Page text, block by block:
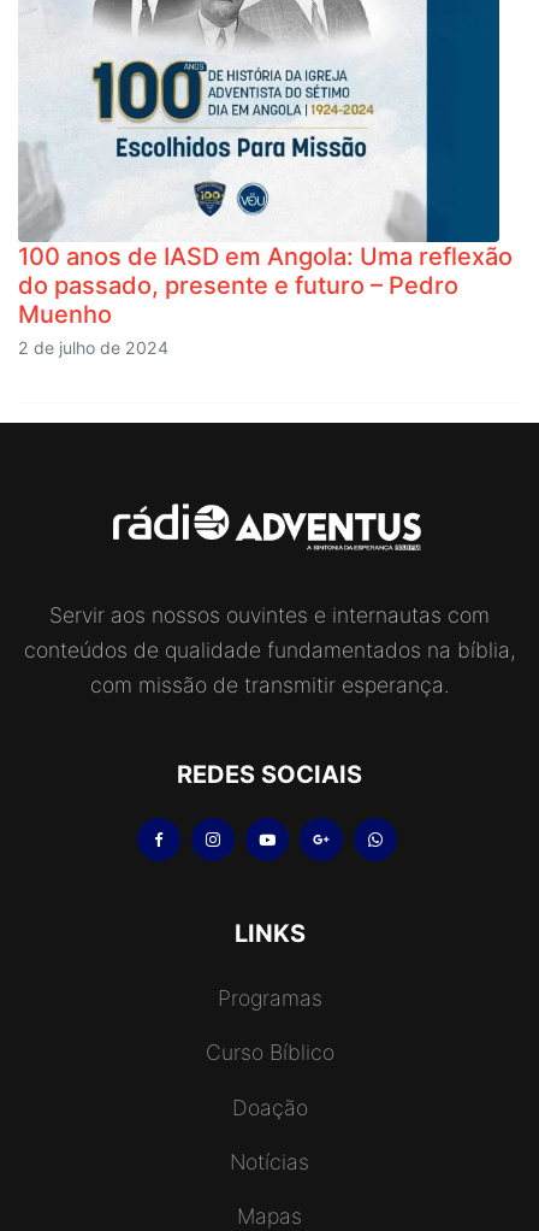
100 anos de IASD em Angola: Uma reflexão
do passado, presente e futuro – Pedro
Muenho
2 de julho de 2024
Servir aos nossos ouvintes e internautas com
conteúdos de qualidade fundamentados na bíblia,
com missão de transmitir esperança.
REDES SOCIAIS
LINKS
Programas
Curso Bíblico
Doação
Notícias
Mapas